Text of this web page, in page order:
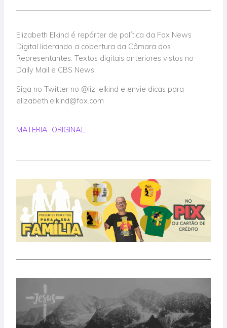
Elizabeth Elkind é repórter de política da Fox News
Digital liderando a cobertura da Câmara dos
Representantes. Textos digitais anteriores vistos no
Daily Mail e CBS News.
Siga no Twitter no @liz_elkind e envie dicas para
elizabeth.elkind@fox.com
MATERIA ORIGINAL